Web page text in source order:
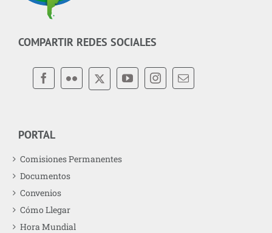
COMPARTIR REDES SOCIALES
PORTAL
Comisiones Permanentes
Documentos
Convenios
Cómo Llegar
Hora Mundial